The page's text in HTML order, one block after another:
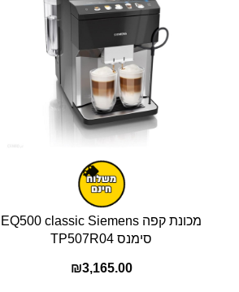
מכונת קפה EQ500 classic Siemens
סימנס TP507R04
₪3,165.00